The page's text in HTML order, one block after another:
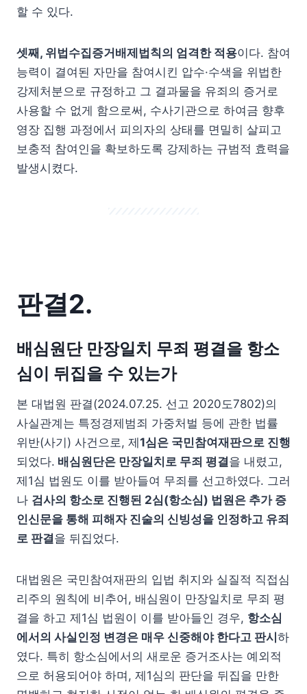
할 수 있다.
셋째, 위법수집증거배제법칙의 엄격한 적용이다. 참여
능력이 결여된 자만을 참여시킨 압수·수색을 위법한
강제처분으로 규정하고 그 결과물을 유죄의 증거로
사용할 수 없게 함으로써, 수사기관으로 하여금 향후
영장 집행 과정에서 피의자의 상태를 면밀히 살피고
보충적 참여인을 확보하도록 강제하는 규범적 효력을
발생시켰다.
판결2.
배심원단 만장일치 무죄 평결을 항소
심이 뒤집을 수 있는가
본 대법원 판결(2024.07.25. 선고 2020도7802)의
사실관계는 특정경제범죄 가중처벌 등에 관한 법률
위반(사기) 사건으로, 제1심은 국민참여재판으로 진행
되었다. 배심원단은 만장일치로 무죄 평결을 내렸고,
제1심 법원도 이를 받아들여 무죄를 선고하였다. 그러
나 검사의 항소로 진행된 2심(항소심) 법원은 추가 증
인신문을 통해 피해자 진술의 신빙성을 인정하고 유죄
로 판결을 뒤집었다.
대법원은 국민참여재판의 입법 취지와 실질적 직접심
리주의 원칙에 비추어, 배심원이 만장일치로 무죄 평
결을 하고 제1심 법원이 이를 받아들인 경우, 항소심
에서의 사실인정 변경은 매우 신중해야 한다고 판시하
였다. 특히 항소심에서의 새로운 증거조사는 예외적
으로 허용되어야 하며, 제1심의 판단을 뒤집을 만한